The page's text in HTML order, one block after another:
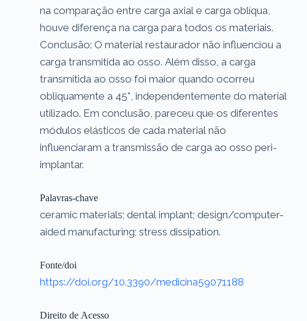
na comparação entre carga axial e carga oblíqua,
houve diferença na carga para todos os materiais.
Conclusão: O material restaurador não influenciou a
carga transmitida ao osso. Além disso, a carga
transmitida ao osso foi maior quando ocorreu
obliquamente a 45°, independentemente do material
utilizado. Em conclusão, pareceu que os diferentes
módulos elásticos de cada material não
influenciaram a transmissão de carga ao osso peri-
implantar.
Palavras-chave
ceramic materials; dental implant; design/computer-
aided manufacturing; stress dissipation.
Fonte/doi
https://doi.org/10.3390/medicina59071188
Direito de Acesso